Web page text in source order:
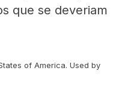
que se deveriam
of America. Used by